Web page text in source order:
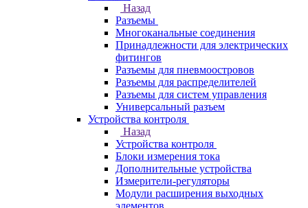
Назад
Разъемы
Многоканальные соединения
Принадлежности для электрических
фитингов
Разъемы для пневмоостровов
Разъемы для распределителей
Разъемы для систем управления
Универсальный разъем
Устройства контроля
Назад
Устройства контроля
Блоки измерения тока
Дополнительные устройства
Измерители-регуляторы
Модули расширения выходных